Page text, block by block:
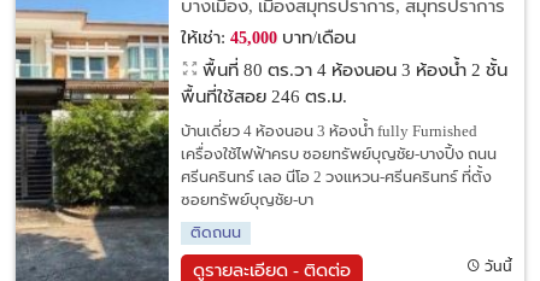
บางเมือง, เมืองสมุทรปราการ, สมุทรปราการ
ให้เช่า: 45,000บาท/เดือน
พื้นที่ 80 ตร.วา 4 ห้องนอน 3 ห้องน้ำ 2 ชั้น
พื้นที่ใช้สอย 246 ตร.ม.
บ้านเดี่ยว 4 ห้องนอน 3 ห้องน้ำ fully Furnished
เครื่องใช้ไฟฟ้าครบ ซอยทรัพย์บุญชัย-บางปิ้ง ถนน
ศรีนครินทร์ เลอ นีโอ 2 วงแหวน-ศรีนครินทร์ ที่ตั้ง
ซอยทรัพย์บุญชัย-บา
ติดถนน
ดูรายละเอียด - ติดต่อ วันนี้